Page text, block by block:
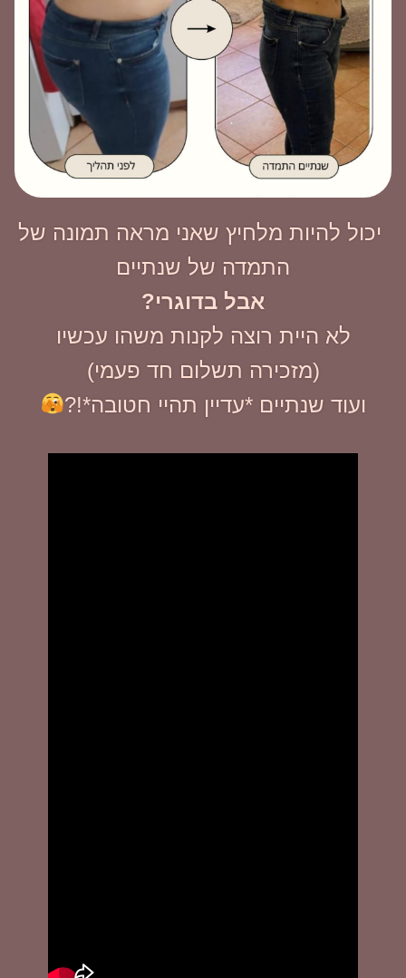
יכול להיות מלחיץ שאני מראה תמונה של
התמדה של שנתיים
אבל בדוגרי?
לא היית רוצה לקנות משהו עכשיו
(מזכירה תשלום חד פעמי)
ועוד שנתיים *עדיין תהיי חטובה*!?